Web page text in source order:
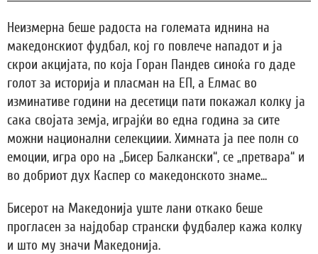
Неизмерна беше радоста на големата иднина на
македонскиот фудбал, кој го повлече нападот и ја
скрои акцијата, по која Горан Пандев синоќа го даде
голот за историја и пласман на ЕП, а Елмас во
изминативе години на десетици пати покажал колку ја
сака својата земја, играјќи во една година за сите
можни национални селекциии. Химната ја пее полн со
емоции, игра оро на „Бисер Балкански“, се „претвара“ и
во добриот дух Каспер со македонското знаме...
Бисерот на Македонија уште лани откако беше
прогласен за најдобар странски фудбалер кажа колку
и што му значи Македонија.